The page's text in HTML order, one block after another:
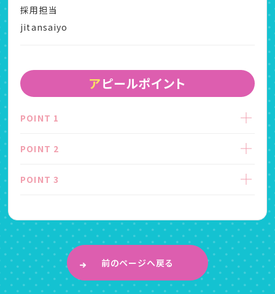
採用担当
jitansaiyo
アピールポイント
POINT 1
POINT 2
POINT 3
前のページへ戻る